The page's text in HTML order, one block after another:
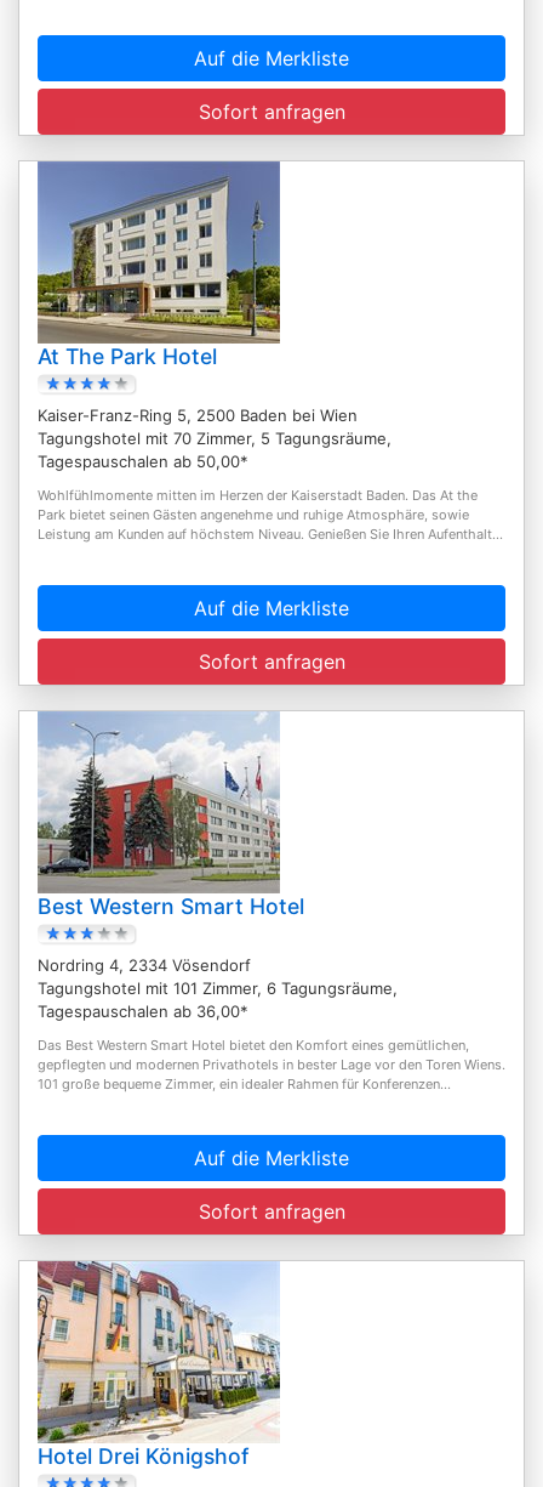
Auf die Merkliste
Sofort anfragen
At The Park Hotel
Kaiser-Franz-Ring 5, 2500 Baden bei Wien
Tagungshotel mit 70 Zimmer, 5 Tagungsräume,
Tagespauschalen ab 50,00*
Wohlfühlmomente mitten im Herzen der Kaiserstadt Baden. Das At the
Park bietet seinen Gästen angenehme und ruhige Atmosphäre, sowie
Leistung am Kunden auf höchstem Niveau. Genießen Sie Ihren Aufenthalt...
Auf die Merkliste
Sofort anfragen
Best Western Smart Hotel
Nordring 4, 2334 Vösendorf
Tagungshotel mit 101 Zimmer, 6 Tagungsräume,
Tagespauschalen ab 36,00*
Das Best Western Smart Hotel bietet den Komfort eines gemütlichen,
gepflegten und modernen Privathotels in bester Lage vor den Toren Wiens.
101 große bequeme Zimmer, ein idealer Rahmen für Konferenzen...
Auf die Merkliste
Sofort anfragen
Hotel Drei Königshof